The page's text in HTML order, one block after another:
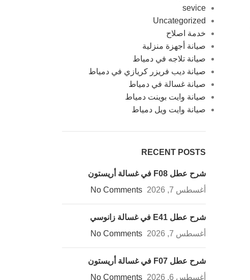
sevice
Uncategorized
خدمة اصلاح
صيانة أجهزة منزلية
صيانة تلاجه في دمياط
صيانة ديب فريزر كريازي في دمياط
صيانة غسالة في دمياط
صيانة وايت بوينت دمياط
صيانة وايت ويل دمياط
RECENT POSTS
شرح عطل F08 في غسالة أريستون
أغسطس 7, 2026
No Comments
شرح عطل E41 في غسالة زانوسي
أغسطس 7, 2026
No Comments
شرح عطل F07 في غسالة أريستون
أغسطس 6, 2026
No Comments